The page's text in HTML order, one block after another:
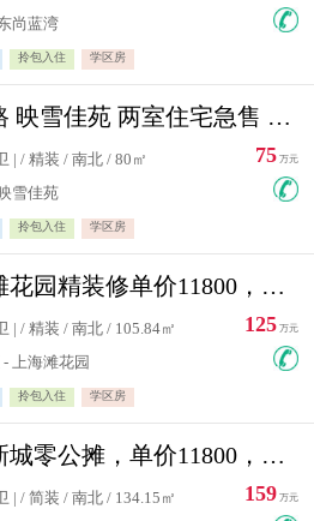
尚蓝湾
拎包入住 学区房
福海路 映雪佳苑 两室住宅急售 可公积金贷款
| / 精装 / 南北 / 80㎡
雪佳苑
拎包入住 学区房
75 万元
上海滩花园精装修单价11800，价格最低的两居室，无敌视野
| / 精装 / 南北 / 105.84㎡
上海滩花园
拎包入住 学区房
125 万元
凤凰新城零公摊，单价11800，白银楼层，一个车库另算
| / 简装 / 南北 / 134.15㎡
159 万元